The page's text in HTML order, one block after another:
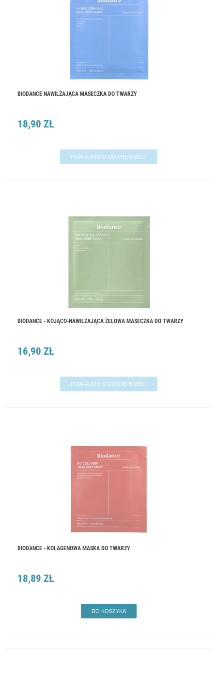
BIODANCE NAWILŻAJĄCA MASECZKA DO TWARZY
18,90 ZŁ
POWIADOM O DOSTĘPNOŚCI
BIODANCE - KOJĄCO-NAWILŻAJĄCA ŻELOWA MASECZKA DO TWARZY
16,90 ZŁ
POWIADOM O DOSTĘPNOŚCI
BIODANCE - KOLAGENOWA MASKA DO TWARZY
18,89 ZŁ
DO KOSZYKA